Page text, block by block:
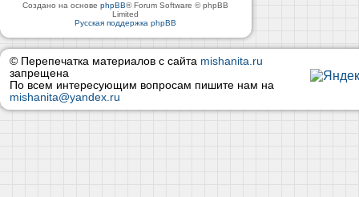
Создано на основеphpBB® Forum Software © phpBB
Limited
Русская поддержка phpBB
© Перепечатка материалов с сайта mishanita.ru
запрещена
По всем интересующим вопросам пишите нам на
mishanita@yandex.ru